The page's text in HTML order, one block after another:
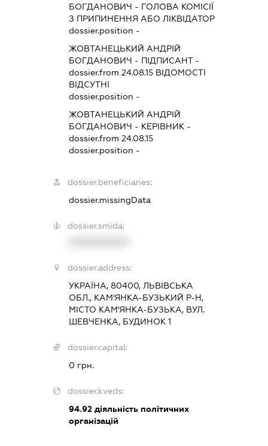
БОГДАНОВИЧ - ГОЛОВА КОМІСІЇ
З ПРИПИНЕННЯ АБО ЛІКВІДАТОР
dossier.position -
ЖОВТАНЕЦЬКИЙ АНДРІЙ
БОГДАНОВИЧ - ПІДПИСАНТ-
dossier.from 24.08.15 ВІДОМОСТІ
ВІДСУТНІ
dossier.position -
ЖОВТАНЕЦЬКИЙ АНДРІЙ
БОГДАНОВИЧ - КЕРІВНИК -
dossier.from 24.08.15
dossier.position -
dossier.beneficiaries:
dossier.missingData
dossier.smida:
dossier.address:
УКРАЇНА, 80400, ЛЬВІВСЬКА
ОБЛ., КАМ'ЯНКА-БУЗЬКИЙ Р-Н,
МІСТО КАМ'ЯНКА-БУЗЬКА, ВУЛ.
ШЕВЧЕНКА, БУДИНОК 1
dossier.capital:
0 грн.
dossier.kveds:
94.92 діяльність політичних
організацій